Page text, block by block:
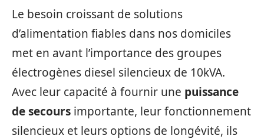
Le besoin croissant de solutions
d’alimentation fiables dans nos domiciles
met en avant l’importance des groupes
électrogènes diesel silencieux de 10kVA.
Avec leur capacité à fournir une puissance
de secours importante, leur fonctionnement
silencieux et leurs options de longévité, ils